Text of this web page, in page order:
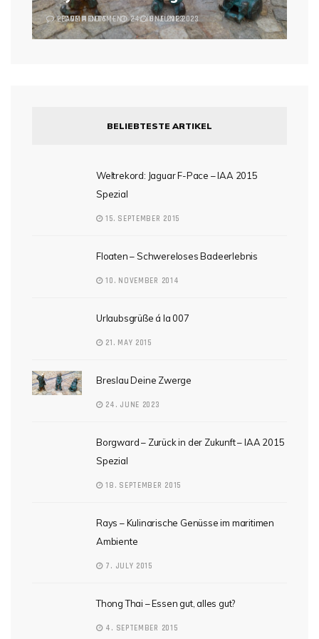
2 COMMENTS 24. JUNE 2023
LEAVE A COMMENT 6. JUNE 2023
BELIEBTESTE ARTIKEL
Weltrekord: Jaguar F-Pace – IAA 2015
Spezial
15. SEPTEMBER 2015
Floaten – Schwereloses Badeerlebnis
10. NOVEMBER 2014
Urlaubsgrüße á la 007
21. MAY 2015
Breslau Deine Zwerge
24. JUNE 2023
Borgward – Zurück in der Zukunft – IAA 2015
Spezial
18. SEPTEMBER 2015
Rays – Kulinarische Genüsse im maritimen
Ambiente
7. JULY 2015
Thong Thai – Essen gut, alles gut?
4. SEPTEMBER 2015